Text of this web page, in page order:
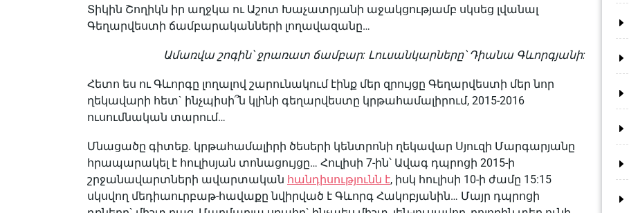
Տիկին Շողիկն իր աղջկա ու Աշոտ Խաչատրյանի աջակցությամբ սկսեց լվանալ
Գեղարվեստի ճամբարականների լողավազանը…
Ամառվա շոգին՝ ջրառատ ճամբար: Լուսանկարները՝ Դիանա Գևորգյանի:
Հետո ես ու Գևորգը լողալով շարունակում էինք մեր զրույցը Գեղարվեստի մեր նոր
ղեկավարի հետ` ինչպիսի՞ն կլինի գեղարվեստը կրթահամալիրում, 2015-2016
ուսումնական տարում…
Մնացածը գիտեք. կրթահամալիրի ծեսերի կենտրոնի ղեկավար Սյուզի Մարգարյանը
հրապարակել է հուլիսյան տոնացույցը… Հուլիսի 7-ին՝ Ավագ դպրոցի 2015-ի
շրջանավարտների ավարտական հանդիսությունն է, իսկ հուլիսի 10-ի ժամը 15:15
սկսվող մեդիաուրբաթ-հավաքը նվիրված է Գևորգ Հակոբյանին… Մայր դպրոցի